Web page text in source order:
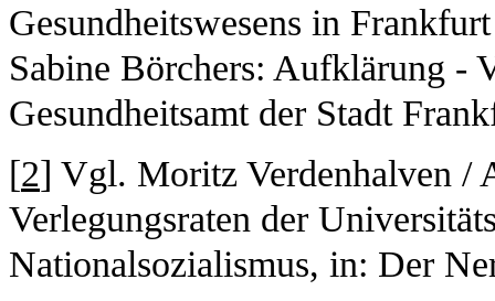
Gesundheitswesens in
Sabine Börchers: Aufklärung -
Gesundheitsamt der Stadt
[2] Vgl. Moritz Verdenhalven /
Verlegungsraten der
Nationalsozialismus, in: Der